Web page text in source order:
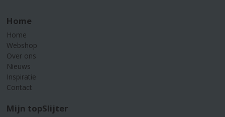
Home
Home
Webshop
Over ons
Nieuws
Inspiratie
Contact
Mijn topSlijter